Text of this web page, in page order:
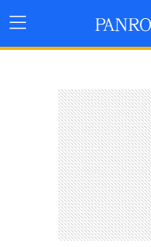
Menu
Principal